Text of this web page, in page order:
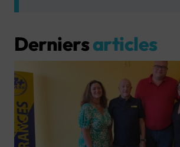
Derniersarticles